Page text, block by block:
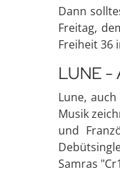
Dann
Freitag,
Freiheit 36
LUNE -
Lune,
Musik
und
Samras